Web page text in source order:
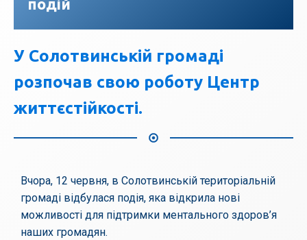
подій
У Солотвинській громаді
розпочав свою роботу Центр
життєстійкості.
Вчора, 12 червня, в Солотвинській територіальній
громаді відбулася подія, яка відкрила нові
можливості для підтримки ментального здоров’я
наших громадян.